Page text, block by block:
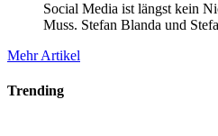
Social Media ist längst kein
Muss. Stefan Blanda und
Mehr Artikel
Trending